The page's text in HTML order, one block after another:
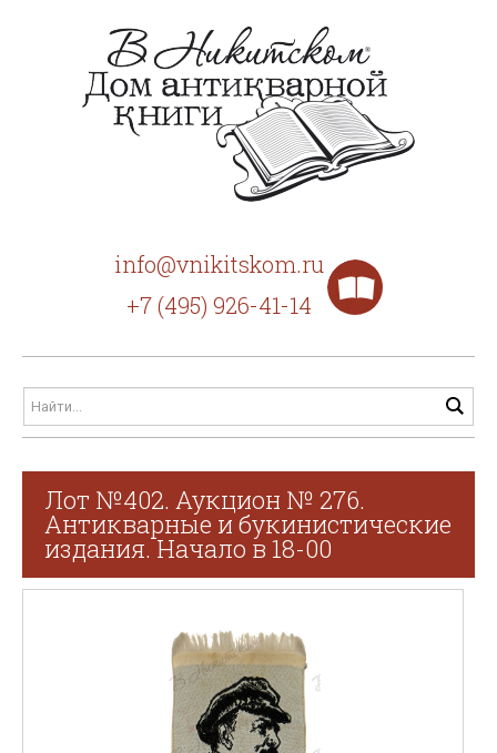
info@vnikitskom.ru
+7 (495) 926-41-14
Лот №402. Аукцион № 276.
Антикварные и букинистические
издания. Начало в 18-00